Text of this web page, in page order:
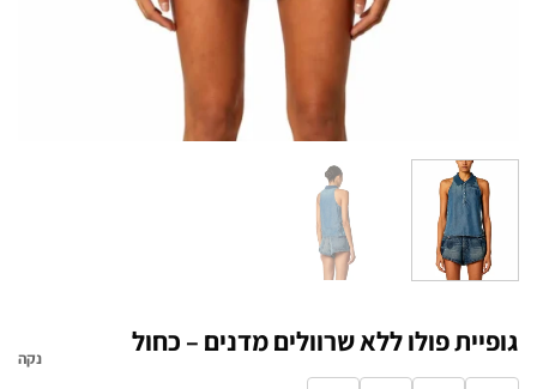
גופיית פולו ללא שרוולים מדנים – כחול נקה